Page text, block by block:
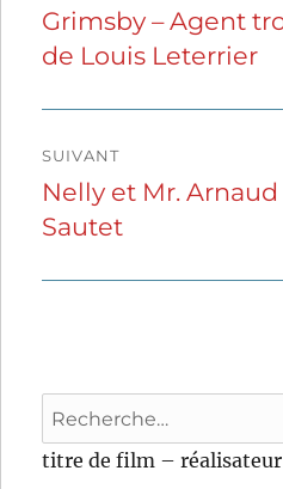
de
l’article
Publication
précédente :
Grimsby – Agent
de Louis Leterrier
SUIVANT
Publication
suivante :
Nelly et Mr.
Sautet
Recherche
pour
:
titre de film –